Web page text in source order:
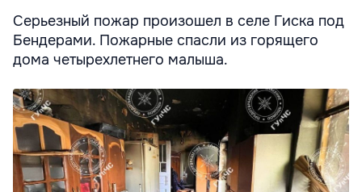
Серьезный пожар произошел в селе Гиска под
Бендерами. Пожарные спасли из горящего
дома четырехлетнего малыша.